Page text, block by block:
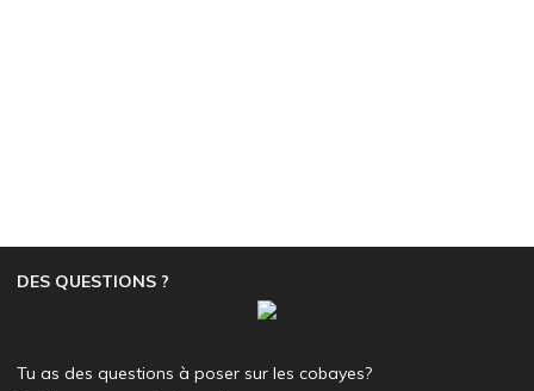
DES QUESTIONS ?
Tu as des questions à poser sur les cobayes?